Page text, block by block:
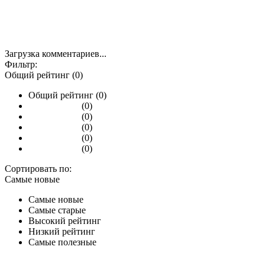
Загрузка комментариев...
Фильтр:
Общий рейтинг (0)
Общий рейтинг (0)
(0)
(0)
(0)
(0)
(0)
Сортировать по:
Самые новые
Самые новые
Самые старые
Высокий рейтинг
Низкий рейтинг
Самые полезные